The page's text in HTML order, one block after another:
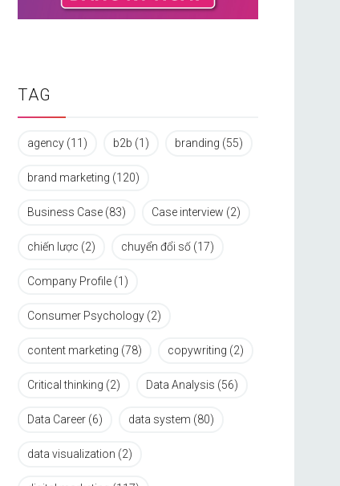
TAG
agency (11) b2b (1) branding (55)
brand marketing (120)
Business Case (83) Case interview (2)
chiến lược (2) chuyển đổi số (17)
Company Profile (1)
Consumer Psychology (2)
content marketing (78) copywriting (2)
Critical thinking (2) Data Analysis (56)
Data Career (6) data system (80)
data visualization (2)